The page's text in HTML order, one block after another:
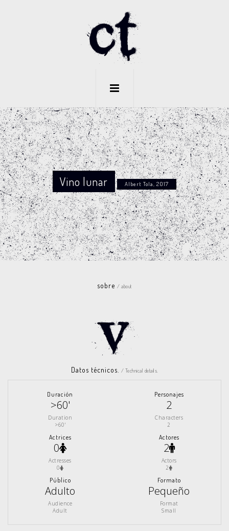
Vino lunar Albert Tola, 2017
sobre/ about
Datos técnicos. / Technical details.
Duración
>60'
Duration
>60'
Personajes
2
Characters
2
Actrices
0
Actresses
0
Actores
2
Actors
2
Público
Adulto
Audience
Adult
Formato
Pequeño
Format
Small